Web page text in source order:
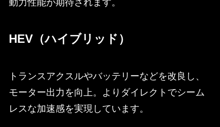
HEV（ハイブリッド）
トランスアクスルやバッテリーなどを改良し、
モーター出力を向上。よりダイレクトでシーム
レスな加速感を実現しています。